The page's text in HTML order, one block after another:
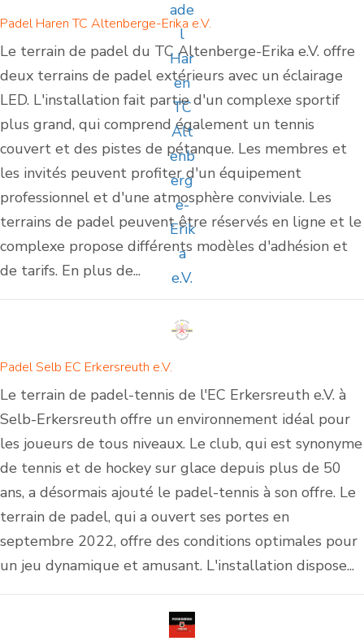
Padel Haren TC Altenberge-Erika e.V.
Le terrain de padel du TC Altenberge-Erika e.V. offre
deux terrains de padel extérieurs avec un éclairage
LED. L'installation fait partie d'un complexe sportif
plus grand, qui comprend également un tennis
couvert et des pistes de pétanque. Les membres et
les invités peuvent profiter d'un équipement
professionnel et d'une atmosphère conviviale. Les
terrains de padel peuvent être réservés en ligne et le
complexe propose différents modèles d'adhésion et
de tarifs. En plus de...
Padel Selb EC Erkersreuth e.V.
Le terrain de padel-tennis de l'EC Erkersreuth e.V. à
Selb-Erkersreuth offre un environnement idéal pour
les joueurs de tous niveaux. Le club, qui est synonyme
de tennis et de hockey sur glace depuis plus de 50
ans, a désormais ajouté le padel-tennis à son offre. Le
terrain de padel, qui a ouvert ses portes en
septembre 2022, offre des conditions optimales pour
un jeu dynamique et amusant. L'installation dispose...